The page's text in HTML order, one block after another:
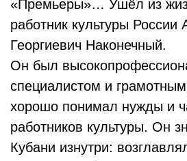
«Премьеры»… Ушёл из
работник культуры России
Георгиевич Наконечный.
Он был
специалистом и
хорошо понимал нужды и
работников культуры. Он
Кубани изнутри: